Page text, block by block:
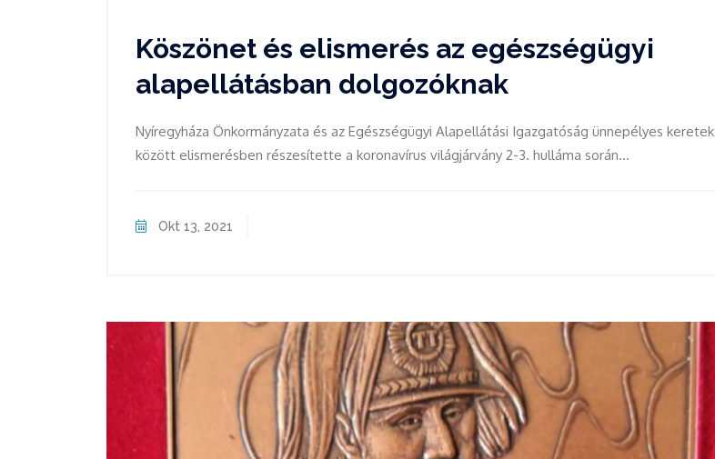
Köszönet és elismerés az egészségügyi
alapellátásban dolgozóknak
Nyíregyháza Önkormányzata és az Egészségügyi Alapellátási Igazgatóság ünnepélyes keretek
között elismerésben részesítette a koronavírus világjárvány 2-3. hulláma során...
Okt 13, 2021